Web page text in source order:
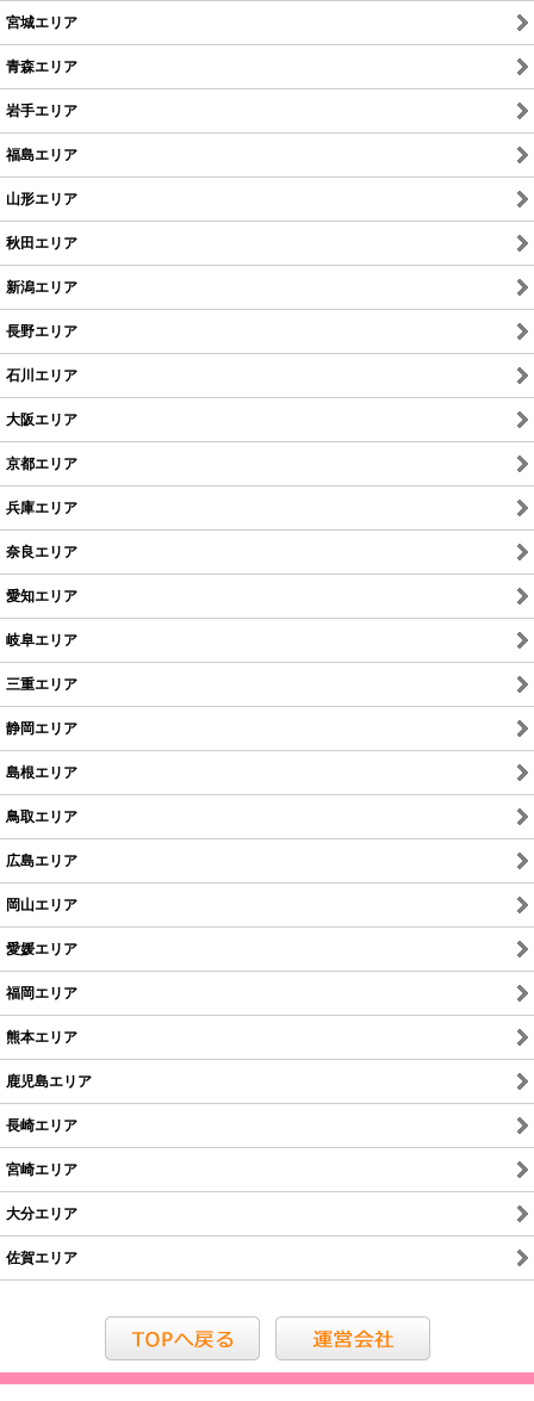
宮城エリア
青森エリア
岩手エリア
福島エリア
山形エリア
秋田エリア
新潟エリア
長野エリア
石川エリア
大阪エリア
京都エリア
兵庫エリア
奈良エリア
愛知エリア
岐阜エリア
三重エリア
静岡エリア
島根エリア
鳥取エリア
広島エリア
岡山エリア
愛媛エリア
福岡エリア
熊本エリア
鹿児島エリア
長崎エリア
宮崎エリア
大分エリア
佐賀エリア